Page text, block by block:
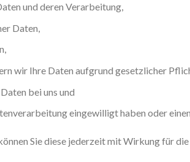
und deren Verarbeitung,
Daten,
wir Ihre Daten aufgrund gesetzlicher
bei uns und
eingewilligt haben oder
Sie diese jederzeit mit Wirkung für